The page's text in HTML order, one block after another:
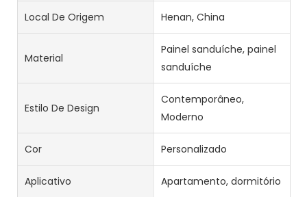
Local De Origem Henan, China
Material
Painel sanduíche, painel
sanduíche
Estilo De Design
Contemporâneo,
Moderno
Cor Personalizado
Aplicativo Apartamento, dormitório